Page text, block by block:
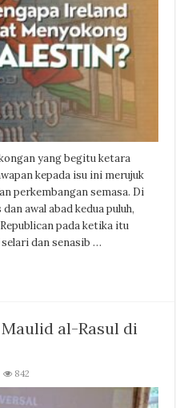
yang begitu ketara
kepada isu ini merujuk
perkembangan semasa. Di
awal abad kedua puluh,
pada ketika itu
dan senasib …
al-Rasul di
842